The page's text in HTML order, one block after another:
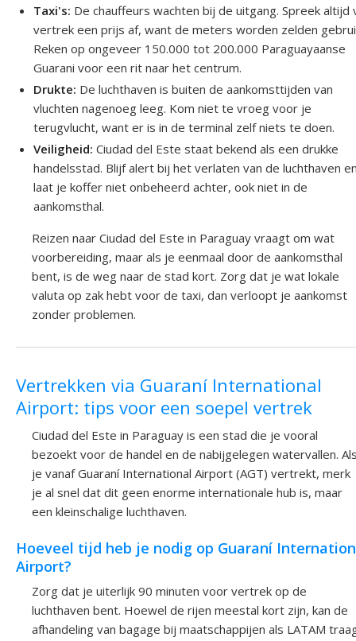
Taxi's: De chauffeurs wachten bij de uitgang. Spreek altijd
vertrek een prijs af, want de meters worden zelden
Reken op ongeveer 150.000 tot 200.000 Paraguayaanse
Guarani voor een rit naar het centrum.
Drukte: De luchthaven is buiten de aankomsttijden van
vluchten nagenoeg leeg. Kom niet te vroeg voor je
terugvlucht, want er is in de terminal zelf niets te doen.
Veiligheid: Ciudad del Este staat bekend als een drukke
handelsstad. Blijf alert bij het verlaten van de luchthaven
laat je koffer niet onbeheerd achter, ook niet in de
aankomsthal.
Reizen naar Ciudad del Este in Paraguay vraagt om wat
voorbereiding, maar als je eenmaal door de aankomsthal
bent, is de weg naar de stad kort. Zorg dat je wat lokale
valuta op zak hebt voor de taxi, dan verloopt je aankomst
zonder problemen.
Vertrekken via Guaraní International
Airport: tips voor een soepel vertrek
Ciudad del Este in Paraguay is een stad die je vooral
bezoekt voor de handel en de nabijgelegen watervallen.
je vanaf Guaraní International Airport (AGT) vertrekt, merk
je al snel dat dit geen enorme internationale hub is, maar
een kleinschalige luchthaven.
Hoeveel tijd heb je nodig op Guaraní
Airport?
Zorg dat je uiterlijk 90 minuten voor vertrek op de
luchthaven bent. Hoewel de rijen meestal kort zijn, kan de
afhandeling van bagage bij maatschappijen als LATAM